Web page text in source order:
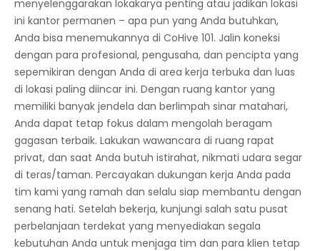
menyelenggarakan lokakarya penting atau jadikan lokasi
ini kantor permanen – apa pun yang Anda butuhkan,
Anda bisa menemukannya di CoHive 101. Jalin koneksi
dengan para profesional, pengusaha, dan pencipta yang
sepemikiran dengan Anda di area kerja terbuka dan luas
di lokasi paling diincar ini. Dengan ruang kantor yang
memiliki banyak jendela dan berlimpah sinar matahari,
Anda dapat tetap fokus dalam mengolah beragam
gagasan terbaik. Lakukan wawancara di ruang rapat
privat, dan saat Anda butuh istirahat, nikmati udara segar
di teras/taman. Percayakan dukungan kerja Anda pada
tim kami yang ramah dan selalu siap membantu dengan
senang hati. Setelah bekerja, kunjungi salah satu pusat
perbelanjaan terdekat yang menyediakan segala
kebutuhan Anda untuk menjaga tim dan para klien tetap